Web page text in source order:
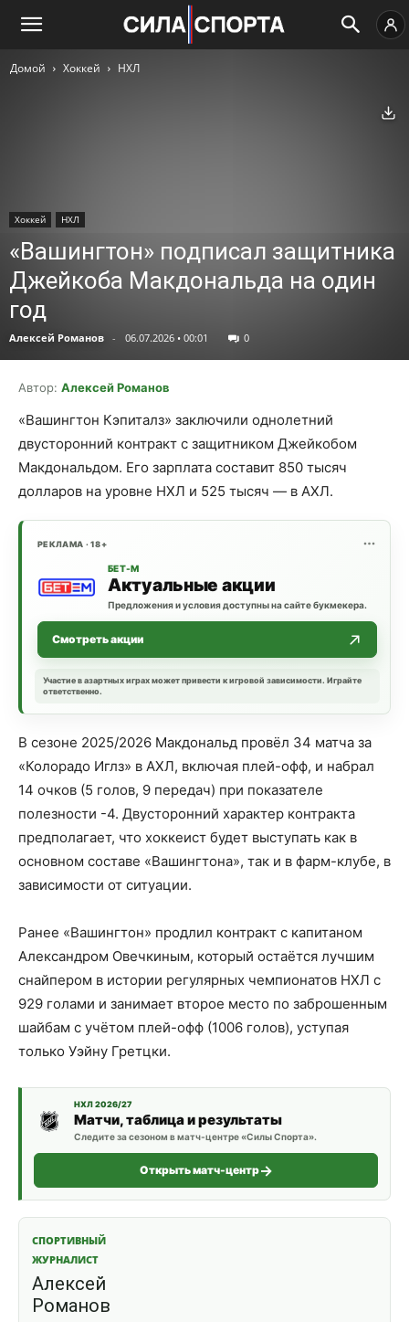
Домой Хоккей НХЛ
Хоккей НХЛ
«Вашингтон» подписал защитника
Джейкоба Макдональда на один
год
Алексей Романов - 06.07.2026 • 00:01 0
Автор: Алексей Романов
«Вашингтон Кэпиталз» заключили однолетний
двусторонний контракт с защитником Джейкобом
Макдональдом. Его зарплата составит 850 тысяч
долларов на уровне НХЛ и 525 тысяч — в АХЛ.
РЕКЛАМА · 18+
БЕТ-М
Актуальные акции
Предложения и условия доступны на сайте букмекера.
Смотреть акции
Участие в азартных играх может привести к игровой зависимости. Играйте
ответственно.
В сезоне 2025/2026 Макдональд провёл 34 матча за
«Колорадо Иглз» в АХЛ, включая плей-офф, и набрал
14 очков (5 голов, 9 передач) при показателе
полезности -4. Двусторонний характер контракта
предполагает, что хоккеист будет выступать как в
основном составе «Вашингтона», так и в фарм-клубе, в
зависимости от ситуации.
Ранее «Вашингтон» продлил контракт с капитаном
Александром Овечкиным, который остаётся лучшим
снайпером в истории регулярных чемпионатов НХЛ с
929 голами и занимает второе место по заброшенным
шайбам с учётом плей-офф (1006 голов), уступая
только Уэйну Гретцки.
НХЛ 2026/27
Матчи, таблица и результаты
Следите за сезоном в матч-центре «Силы Спорта».
Открыть матч-центр
СПОРТИВНЫЙ
ЖУРНАЛИСТ
Алексей
Романов